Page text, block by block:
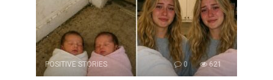
POSITIVE STORIES 0 621